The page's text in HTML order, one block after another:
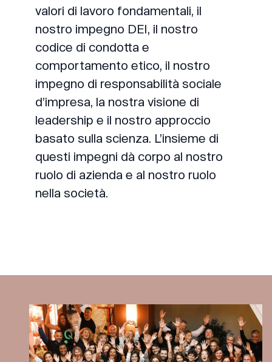
valori di lavoro fondamentali, il
nostro impegno DEI, il nostro
codice di condotta e
comportamento etico, il nostro
impegno di responsabilità sociale
d’impresa, la nostra visione di
leadership e il nostro approccio
basato sulla scienza. L’insieme di
questi impegni dà corpo al nostro
ruolo di azienda e al nostro ruolo
nella società.